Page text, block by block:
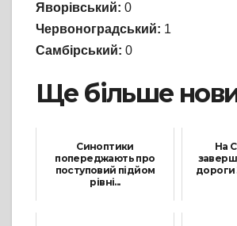
Яворівський: 0
Червоноградський: 1
Самбірський: 0
Ще більше
Синоптики
попереджають про
поступовий підйом
рівні...
На
дороги